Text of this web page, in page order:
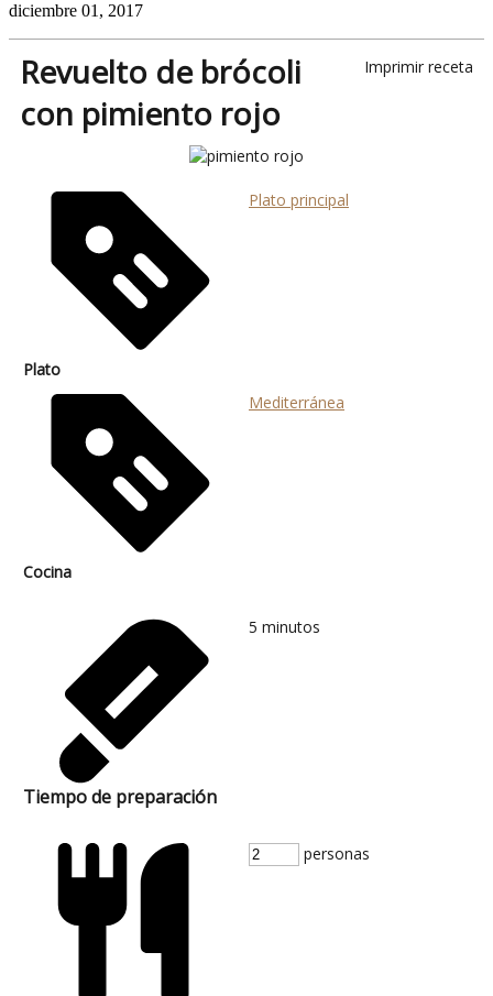
diciembre 01, 2017
Imprimir receta
Revuelto de brócoli
con pimiento rojo
Plato
Plato principal
Cocina
Mediterránea
Tiempo de preparación
5 minutos
personas